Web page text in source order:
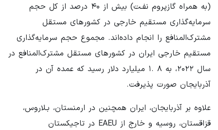
(به همراه گازپروم نفـت) بیش از ۴۰ درصد از کل حجم
سرمایه‌گذاری مستقیم خارجی در کشورهای مستقل
مشترک‌المنافع را انجام داده‌اند. مجموع حجم سرمایه‌گذاری
مستقیم خارجی ایران در کشورهای مستقل مشترک‌المنافع در
سال ۲۰۲۲، به ۸ .۱ میلیارد دلار رسید که عمده آن در
آذربایجان صورت پذیرفت.
علاوه بر آذربایجان، ایران همچنین در ارمنستان، بـلاروس،
قزاقستان، روسیه و خارج از EAEU در تاجیکستان